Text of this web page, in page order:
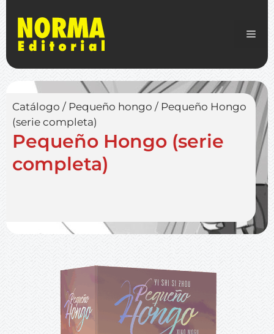
Catálogo / Pequeño hongo / Pequeño Hongo
(serie completa)
Pequeño Hongo (serie
completa)